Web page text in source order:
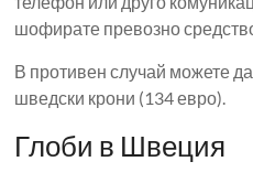
шофирате превозно
В противен случай можете
шведски крони (134 евро).
Глоби в Швеция